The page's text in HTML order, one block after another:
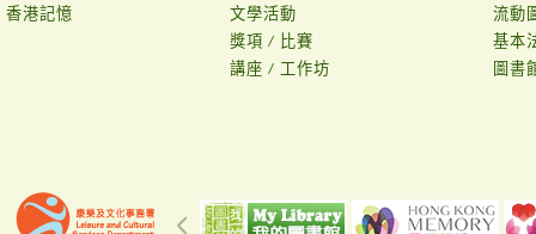
香港記憶
文學活動
獎項 / 比賽
講座 / 工作坊
流動
基本
圖書